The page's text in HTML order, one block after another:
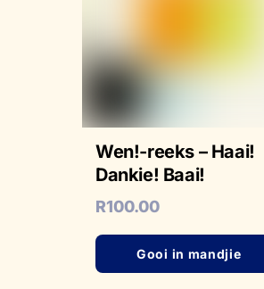
Wen!-reeks – Haai!
Dankie! Baai!
R100.00
Gooi in mandjie